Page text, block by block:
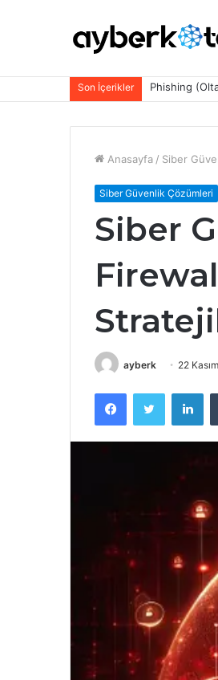
Son İçerikler Phishing
Anasayfa / Siber
Siber Güvenlik Çözümleri
Siber
ayberk 22
FacebookTwitter